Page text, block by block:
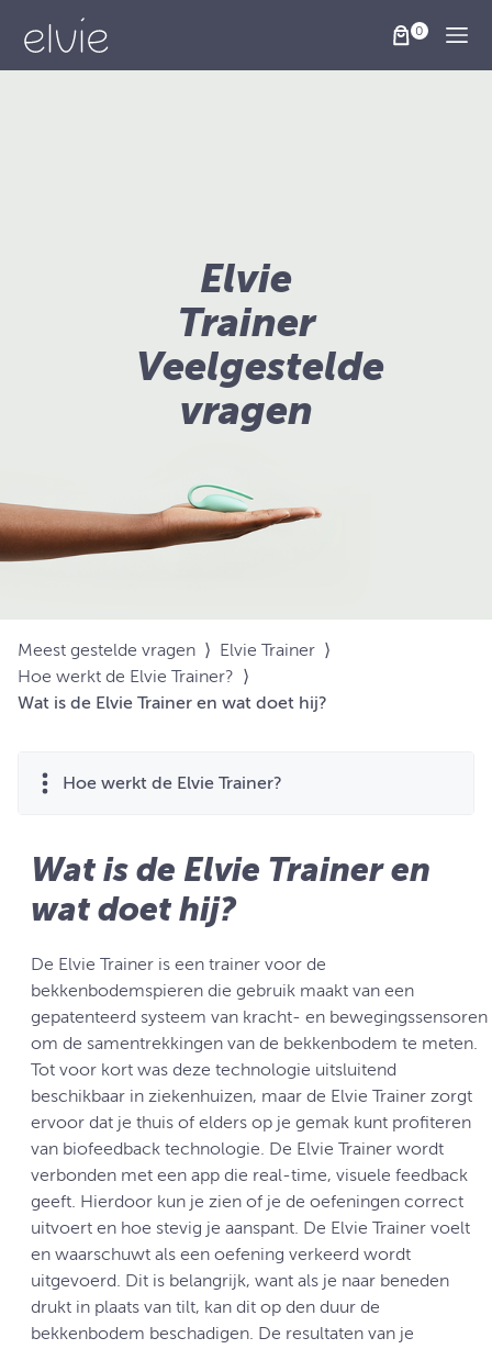
Elvie
Trainer
Veelgestelde
vragen
Meest gestelde vragen ⟩ Elvie Trainer ⟩
Hoe werkt de Elvie Trainer? ⟩
Wat is de Elvie Trainer en wat doet hij?
Hoe werkt de Elvie Trainer?
Wat is de Elvie Trainer en
wat doet hij?
De Elvie Trainer is een trainer voor de
bekkenbodemspieren die gebruik maakt van een
gepatenteerd systeem van kracht- en bewegingssensoren
om de samentrekkingen van de bekkenbodem te meten.
Tot voor kort was deze technologie uitsluitend
beschikbaar in ziekenhuizen, maar de Elvie Trainer zorgt
ervoor dat je thuis of elders op je gemak kunt profiteren
van biofeedback technologie. De Elvie Trainer wordt
verbonden met een app die real-time, visuele feedback
geeft. Hierdoor kun je zien of je de oefeningen correct
uitvoert en hoe stevig je aanspant. De Elvie Trainer voelt
en waarschuwt als een oefening verkeerd wordt
uitgevoerd. Dit is belangrijk, want als je naar beneden
drukt in plaats van tilt, kan dit op den duur de
bekkenbodem beschadigen. De resultaten van je